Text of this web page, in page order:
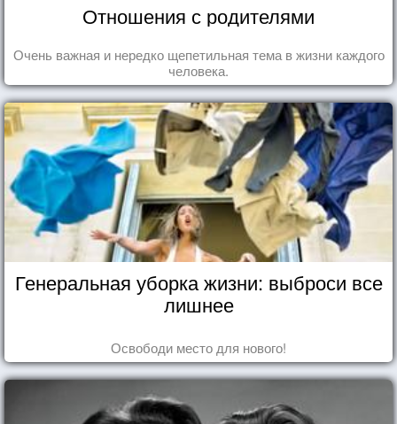
Отношения с родителями
Очень важная и нередко щепетильная тема в жизни каждого
человека.
Генеральная уборка жизни: выброси все
лишнее
Освободи место для нового!